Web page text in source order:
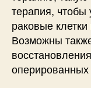
терапия, чтобы
раковые
Возможны
оперированных